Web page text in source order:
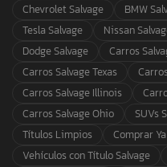
Chevrolet Salvage
BMW
Tesla Salvage
Nissan
Dodge Salvage
Carros
Carros Salvage Texas
Carros Salvage Illinois
Carros Salvage Ohio
SUVs
Títulos Limpios
Comprar
Vehículos con Título Salvage